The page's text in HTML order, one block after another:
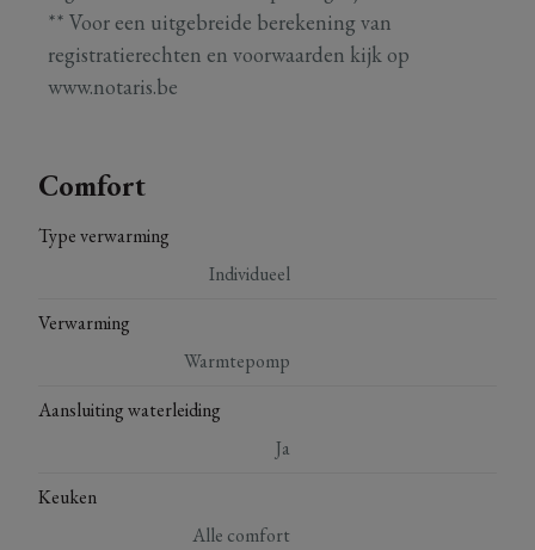
** Voor een uitgebreide berekening van
registratierechten en voorwaarden kijk op
www.notaris.be
Comfort
Type verwarming
Individueel
Verwarming
Warmtepomp
Aansluiting waterleiding
Ja
Keuken
Alle comfort